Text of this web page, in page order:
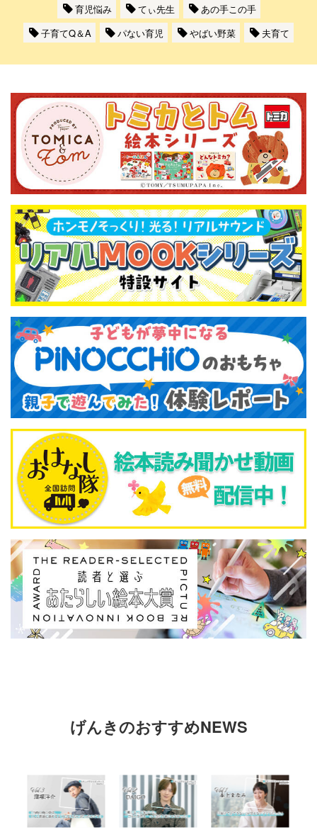
育児悩み てぃ先生
あの手この手
子育てQ＆A
パない育児 やばい野菜 夫育て
げんきのおすすめNEWS